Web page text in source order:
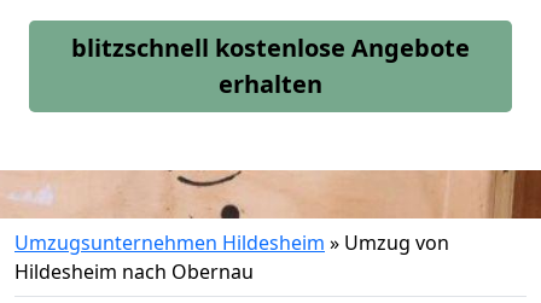
blitzschnell kostenlose Angebote
erhalten
Umzugsunternehmen Hildesheim » Umzug von
Hildesheim nach Obernau